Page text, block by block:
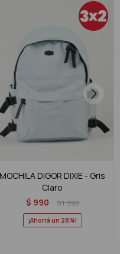
MOCHILA DIGOR DIXIE - Gris
Claro
$ 990 $1.390
28